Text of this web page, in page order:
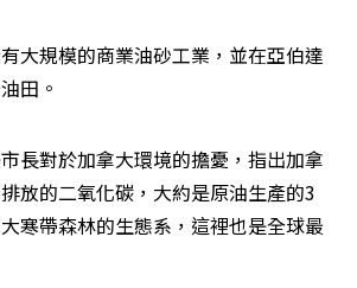
大規模的商業油砂工業，並在亞伯達
田。
長對於加拿大環境的擔憂，指出加拿
放的二氧化碳，大約是原油生產的3
寒帶森林的生態系，這裡也是全球最